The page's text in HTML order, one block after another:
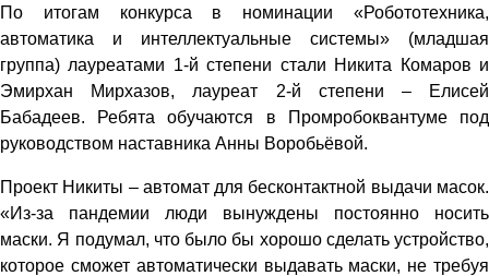
По итогам конкурса в номинации «Робототехника,
автоматика и интеллектуальные системы» (младшая
группа) лауреатами 1-й степени стали Никита Комаров и
Эмирхан Мирхазов, лауреат 2-й степени – Елисей
Бабадеев. Ребята обучаются в Промробоквантуме под
руководством наставника Анны Воробьёвой.
Проект Никиты – автомат для бесконтактной выдачи масок.
«Из-за пандемии люди вынуждены постоянно носить
маски. Я подумал, что было бы хорошо сделать устройство,
которое сможет автоматически выдавать маски, не требуя